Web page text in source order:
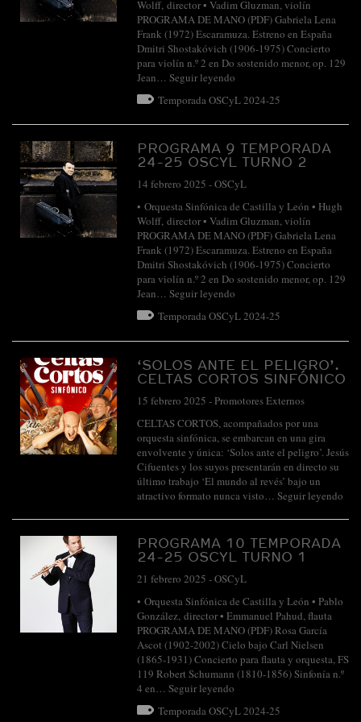
Wolff, director • Vadim Gluzman, violín
PROGRAMA DE MANO (PDF) Gabriela Lena
Frank (1972) Escaramuza. Estreno en España
Dmitri Shostakóvich (1906-1975) Concierto
para violín n.º 2 en Do sostenido menor, op. 129
Jean… Seguir leyendo
Temporada OSCyL 2024-25
PROGRAMA 9 TEMPORADA
24-25 OSCYL TURNO 2
14 febrero 2025 -OSCyL
• Orquesta Sinfónica de Castilla y León • Hugh
Wolff, director • Vadim Gluzman, violín
PROGRAMA DE MANO (PDF) Gabriela Lena
Frank (1972) Escaramuza. Estreno en España
Dmitri Shostakóvich (1906-1975) Concierto
para violín n.º 2 en Do sostenido menor, op. 129
Jean… Seguir leyendo
Temporada OSCyL 2024-25
‘SOLOS ANTE EL PELIGRO’.
CELTAS CORTOS SINFÓNICO
15 febrero 2025 -Promotores Externos
CELTAS CORTOS, acompañados por una
orquesta sinfónica, se embarcan en una gira
envolvente y única: ‘Solos ante el peligro’. Jesús
Cifuentes y los suyos presentarán en directo su
último trabajo ‘El mundo al revés’ bajo un
atractivo formato nunca visto… Seguir leyendo
PROGRAMA 10 TEMPORADA
24-25 OSCYL TURNO 1
21 febrero 2025 -OSCyL
• Orquesta Sinfónica de Castilla y León • Pablo
González, director • Emmanuel Pahud, flauta
PROGRAMA DE MANO (PDF) Rosa García
Ascot (1902-2002) Cielo bajo Carl Nielsen
(1865-1931) Concierto para flauta y orquesta, FS
119 Robert Schumann (1810-1856) Sinfonía n.º
4 en… Seguir leyendo
Temporada OSCyL 2024-25